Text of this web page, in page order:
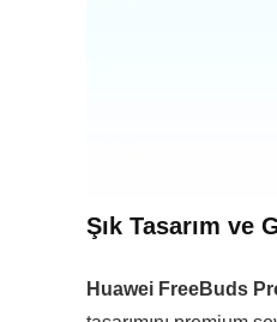
Şık Tasarım ve
Huawei FreeBuds